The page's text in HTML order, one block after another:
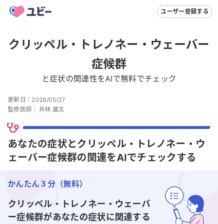
ユーザー登録する
クリッペル・トレノネー・ウェーバー
症候群
と症状の関連性をAIで無料でチェック
更新日： 2026/05/27
監修医師： 井林 雄太
あなたの症状とクリッペル・トレノネー・ウ
ェーバー症候群の関連をAIでチェックする
かんたん３分（無料）
クリッペル・トレノネー・ウェーバ
ー症候群があなたの症状に関連する